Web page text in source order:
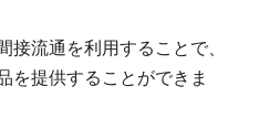
接流通を利用することで、
を提供することができま